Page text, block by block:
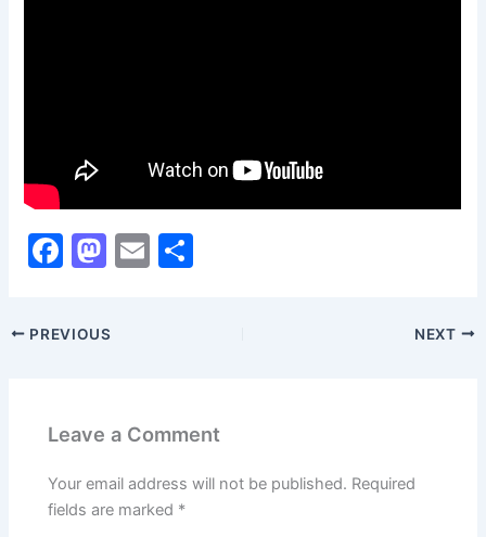
F
c
e
o
k
M
st
o
o
E
PREVIOUS NEXT
Leave a Comment
Your email address will not be published. Required
fields are marked *